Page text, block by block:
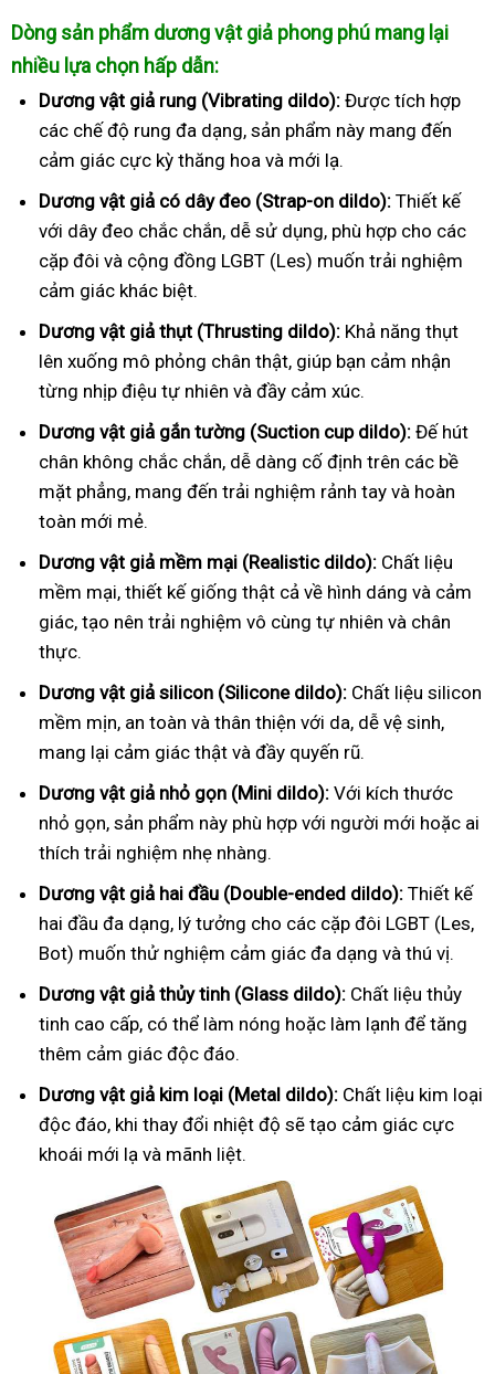
Dòng sản phẩm dương vật giả phong phú mang lại
nhiều lựa chọn hấp dẫn:
Dương vật giả rung (Vibrating dildo): Được tích hợp
các chế độ rung đa dạng, sản phẩm này mang đến
cảm giác cực kỳ thăng hoa và mới lạ.
Dương vật giả có dây đeo (Strap-on dildo): Thiết kế
với dây đeo chắc chắn, dễ sử dụng, phù hợp cho các
cặp đôi và cộng đồng LGBT (Les) muốn trải nghiệm
cảm giác khác biệt.
Dương vật giả thụt (Thrusting dildo): Khả năng thụt
lên xuống mô phỏng chân thật, giúp bạn cảm nhận
từng nhịp điệu tự nhiên và đầy cảm xúc.
Dương vật giả gắn tường (Suction cup dildo): Đế hút
chân không chắc chắn, dễ dàng cố định trên các bề
mặt phẳng, mang đến trải nghiệm rảnh tay và hoàn
toàn mới mẻ.
Dương vật giả mềm mại (Realistic dildo): Chất liệu
mềm mại, thiết kế giống thật cả về hình dáng và cảm
giác, tạo nên trải nghiệm vô cùng tự nhiên và chân
thực.
Dương vật giả silicon (Silicone dildo): Chất liệu silicon
mềm mịn, an toàn và thân thiện với da, dễ vệ sinh,
mang lại cảm giác thật và đầy quyến rũ.
Dương vật giả nhỏ gọn (Mini dildo): Với kích thước
nhỏ gọn, sản phẩm này phù hợp với người mới hoặc ai
thích trải nghiệm nhẹ nhàng.
Dương vật giả hai đầu (Double-ended dildo): Thiết kế
hai đầu đa dạng, lý tưởng cho các cặp đôi LGBT (Les,
Bot) muốn thử nghiệm cảm giác đa dạng và thú vị.
Dương vật giả thủy tinh (Glass dildo): Chất liệu thủy
tinh cao cấp, có thể làm nóng hoặc làm lạnh để tăng
thêm cảm giác độc đáo.
Dương vật giả kim loại (Metal dildo): Chất liệu kim loại
độc đáo, khi thay đổi nhiệt độ sẽ tạo cảm giác cực
khoái mới lạ và mãnh liệt.